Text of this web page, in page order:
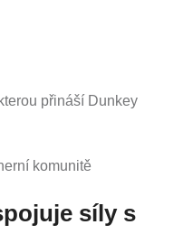
přináší Dunkey
komunitě
síly s